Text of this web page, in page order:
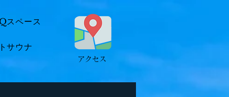
スペース
サウナ
​アクセス